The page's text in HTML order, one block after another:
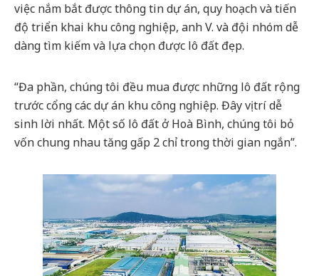
việc nắm bắt được thông tin dự án, quy hoạch và tiến
độ triển khai khu công nghiệp, anh V. và đội nhóm dễ
dàng tìm kiếm và lựa chọn được lô đất đẹp.
“Đa phần, chúng tôi đều mua được những lô đất rộng
trước cổng các dự án khu công nghiệp. Đây vị trí dễ
sinh lời nhất. Một số lô đất ở Hoà Bình, chúng tôi bỏ
vốn chung nhau tăng gấp 2 chỉ trong thời gian ngắn”.